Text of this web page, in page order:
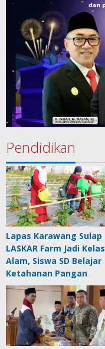
Pendidikan
Lapas Karawang Sulap
LASKAR Farm Jadi Kelas
Alam, Siswa SD Belajar
Ketahanan Pangan